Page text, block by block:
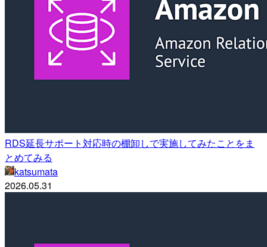
RDS延長サポート対応時の棚卸しで実施してみたことをま
とめてみる
katsumata
2026.05.31